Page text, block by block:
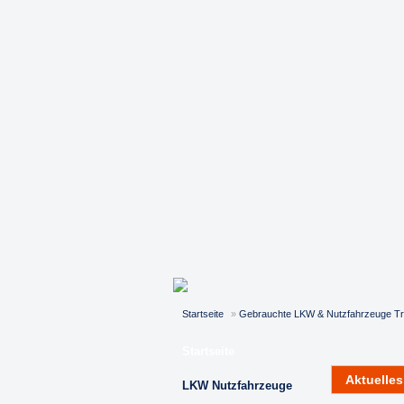
Startseite » Gebrauchte LKW & Nutzfahrzeuge
LKW Nutzfahrzeuge Bitte